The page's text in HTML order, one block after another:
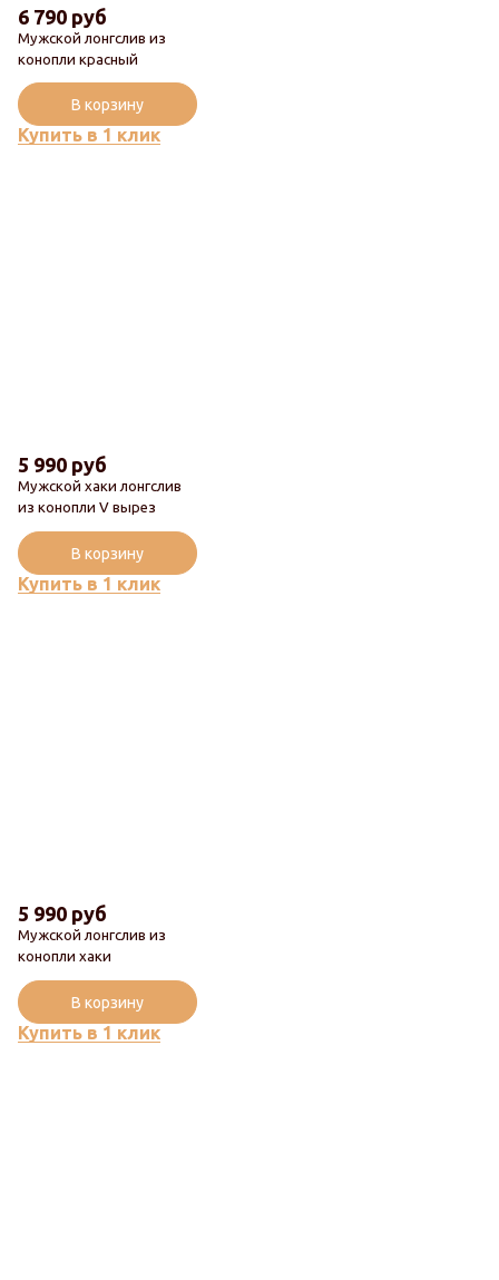
Мужской лонгслив из
конопли красный
6 790 руб
Купить в 1 клик
В корзину
Мужской хаки лонгслив
из конопли V вырез
5 990 руб
Купить в 1 клик
В корзину
Мужской лонгслив из
конопли хаки
5 990 руб
Купить в 1 клик
В корзину